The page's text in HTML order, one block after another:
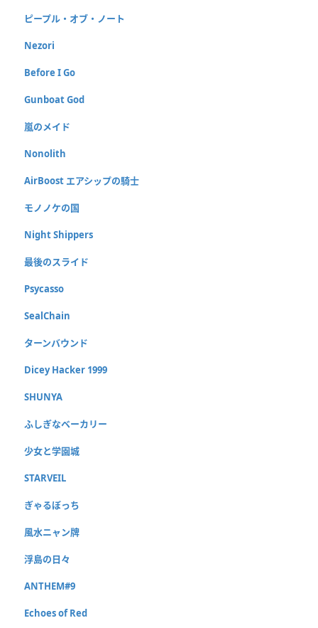
ピープル・オブ・ノート
Nezori
Before I Go
Gunboat God
嵐のメイド
Nonolith
AirBoost エアシップの騎士
モノノケの国
Night Shippers
最後のスライド
Psycasso
SealChain
ターンバウンド
Dicey Hacker 1999
SHUNYA
ふしぎなベーカリー
少女と学園城
STARVEIL
ぎゃるぼっち
風水ニャン牌
浮島の日々
ANTHEM#9
Echoes of Red